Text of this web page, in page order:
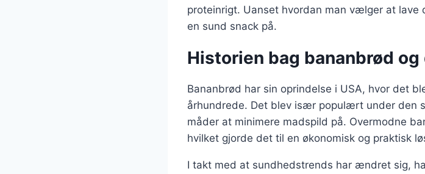
proteinrigt. Uanset hvordan man vælger at
en sund snack på.
Historien bag bananbrød
Bananbrød har sin oprindelse i USA, hvor det
århundrede. Det blev især populært under den
måder at minimere madspild på. Overmodne
hvilket gjorde det til en økonomisk og praktisk
I takt med at sundhedstrends har ændret sig,